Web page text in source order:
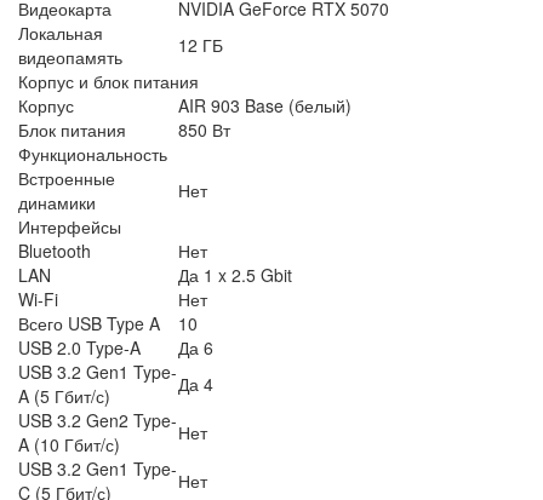
Видеокарта
NVIDIA GeForce RTX 5070
Локальная
видеопамять
12 ГБ
Корпус и блок питания
Корпус
AIR 903 Base (белый)
Блок питания
850 Вт
Функциональность
Встроенные
динамики
Нет
Интерфейсы
Bluetooth
Нет
LAN
Да 1 x 2.5 Gbit
Wi-Fi
Нет
Всего USB Type A
10
USB 2.0 Type-A
Да 6
USB 3.2 Gen1 Type-
A (5 Гбит/с)
Да 4
USB 3.2 Gen2 Type-
A (10 Гбит/с)
Нет
USB 3.2 Gen1 Type-
C (5 Гбит/с)
Нет